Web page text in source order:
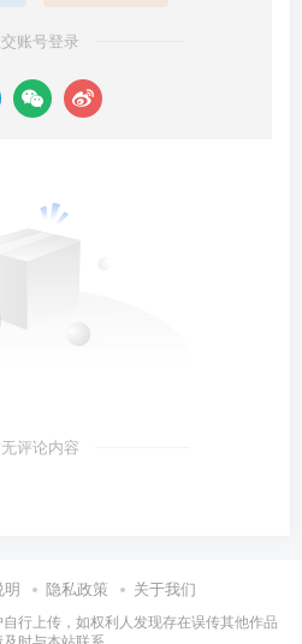
账号登录
评论内容
明 隐私政策 关于我们
行上传，如权利人发现存在误传其他作品